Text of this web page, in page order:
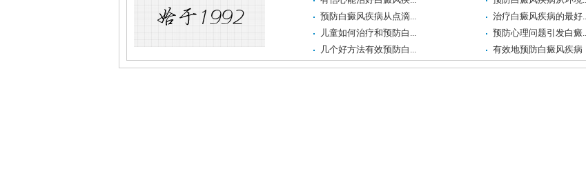
预防白癜风疾病从点滴...
治疗白癜风疾病的最好
儿童如何治疗和预防白...
预防心理问题引发白癜
几个好方法有效预防白...
有效地预防白癜风疾病
三个要点预防白癜风疾...
白癜风患者如何有效的...